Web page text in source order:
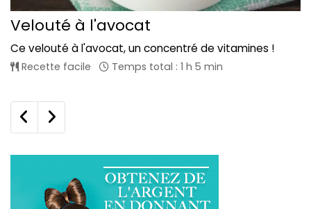
Velouté à l'avocat
Ce velouté à l'avocat, un concentré de vitamines !
Recette facile Temps total : 1 h 5 min